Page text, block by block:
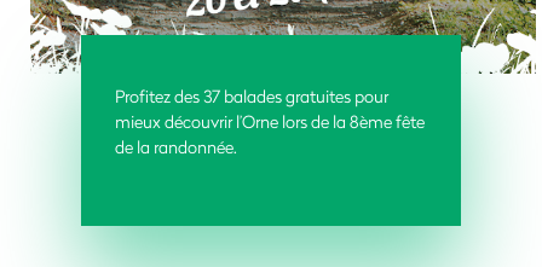
Profitez des 37 balades gratuites pour
mieux découvrir l’Orne lors de la 8ème fête
de la randonnée.